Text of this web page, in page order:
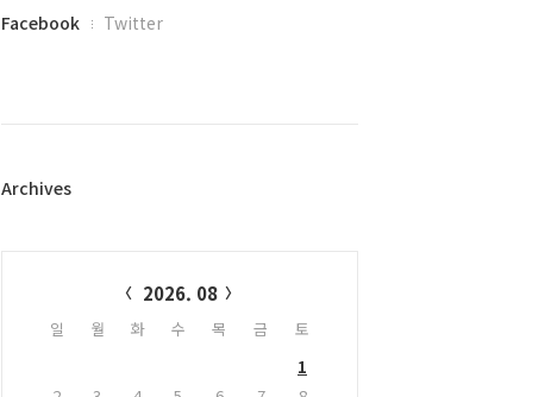
페
플
Facebook Twitter
Archives
2026. 08
일 월 화 수 목 금
토
1